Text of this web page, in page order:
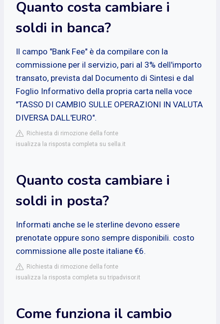
Quanto costa cambiare i
soldi in banca?
Il campo "Bank Fee" è da compilare con la
commissione per il servizio, pari al 3% dell'importo
transato, prevista dal Documento di Sintesi e dal
Foglio Informativo della propria carta nella voce
"TASSO DI CAMBIO SULLE OPERAZIONI IN VALUTA
DIVERSA DALL'EURO".
Richiesta di rimozione della fonte
isualizza la risposta completa su sella.it
Quanto costa cambiare i
soldi in posta?
Informati anche se le sterline devono essere
prenotate oppure sono sempre disponibili. costo
commissione alle poste italiane €6.
Richiesta di rimozione della fonte
isualizza la risposta completa su tripadvisor.it
Come funziona il cambio